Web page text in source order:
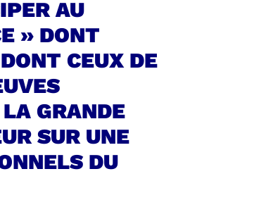
AU
» DONT
CEUX DE
GRANDE
SUR UNE
DU